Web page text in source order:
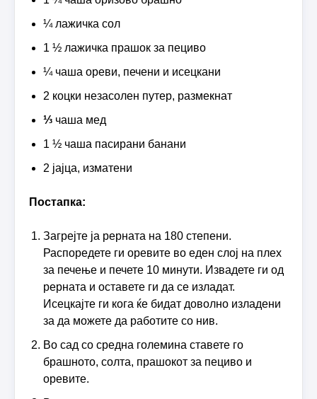
¼ лажичка сол
1 ½ лажичка прашок за пециво
¼ чаша ореви, печени и исецкани
2 коцки незасолен путер, размекнат
⅓ чаша мед
1 ½ чаша пасирани банани
2 јајца, изматени
Постапка:
Загрејте ја рерната на 180 степени.
Распоредете ги оревите во еден слој на плех
за печење и печете 10 минути. Извадете ги од
рерната и оставете ги да се изладат.
Исецкајте ги кога ќе бидат доволно изладени
за да можете да работите со нив.
Во сад со средна големина ставете го
брашното, солта, прашокот за пециво и
оревите.